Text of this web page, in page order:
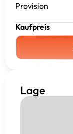
Provision
Kaufpreis
Lage